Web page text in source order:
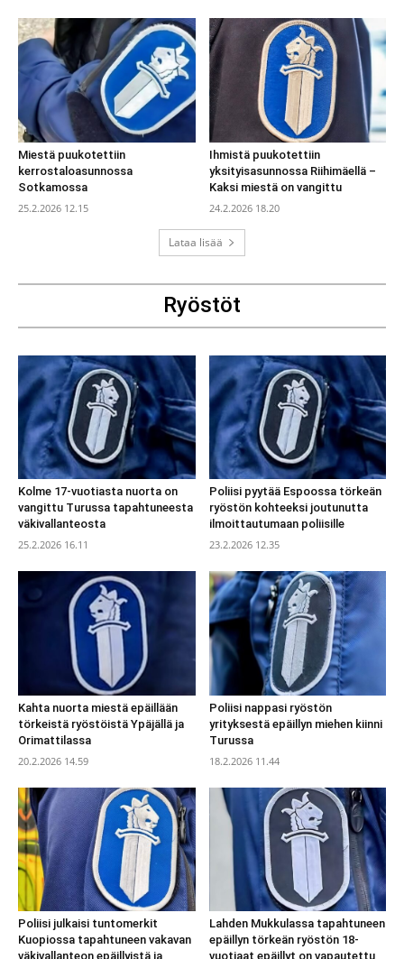
Miestä puukotettiin
kerrostaloasunnossa
Sotkamossa
25.2.2026 12.15
Ihmistä puukotettiin
yksityisasunnossa Riihimäellä –
Kaksi miestä on vangittu
24.2.2026 18.20
Lataa lisää
Ryöstöt
Kolme 17-vuotiasta nuorta on
vangittu Turussa tapahtuneesta
väkivallanteosta
25.2.2026 16.11
Poliisi pyytää Espoossa törkeän
ryöstön kohteeksi joutunutta
ilmoittautumaan poliisille
23.2.2026 12.35
Kahta nuorta miestä epäillään
törkeistä ryöstöistä Ypäjällä ja
Orimattilassa
20.2.2026 14.59
Poliisi nappasi ryöstön
yrityksestä epäillyn miehen kiinni
Turussa
18.2.2026 11.44
Poliisi julkaisi tuntomerkit
Kuopiossa tapahtuneen vakavan
väkivallanteon epäillyistä ja
Lahden Mukkulassa tapahtuneen
epäillyn törkeän ryöstön 18-
vuotiaat epäillyt on vapautettu